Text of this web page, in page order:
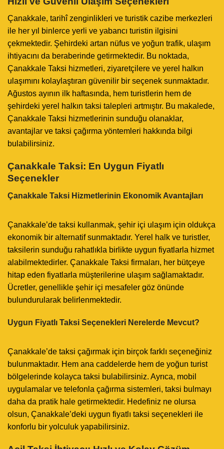
Çanakkale, tarihî zenginlikleri ve turistik cazibe merkezleri
ile her yıl binlerce yerli ve yabancı turistin ilgisini
çekmektedir. Şehirdeki artan nüfus ve yoğun trafik, ulaşım
ihtiyacını da beraberinde getirmektedir. Bu noktada,
Çanakkale Taksi hizmetleri, ziyaretçilere ve yerel halkın
ulaşımını kolaylaştıran güvenilir bir seçenek sunmaktadır.
Ağustos ayının ilk haftasında, hem turistlerin hem de
şehirdeki yerel halkın taksi talepleri artmıştır. Bu makalede,
Çanakkale Taksi hizmetlerinin sunduğu olanaklar,
avantajlar ve taksi çağırma yöntemleri hakkında bilgi
bulabilirsiniz.
Çanakkale Taksi: En Uygun Fiyatlı
Seçenekler
Çanakkale Taksi Hizmetlerinin Ekonomik Avantajları
Çanakkale’de taksi kullanmak, şehir içi ulaşım için oldukça
ekonomik bir alternatif sunmaktadır. Yerel halk ve turistler,
taksilerin sunduğu rahatlıkla birlikte uygun fiyatlarla hizmet
alabilmektedirler. Çanakkale Taksi firmaları, her bütçeye
hitap eden fiyatlarla müşterilerine ulaşım sağlamaktadır.
Ücretler, genellikle şehir içi mesafeler göz önünde
bulundurularak belirlenmektedir.
Uygun Fiyatlı Taksi Seçenekleri Nerelerde Mevcut?
Çanakkale’de taksi çağırmak için birçok farklı seçeneğiniz
bulunmaktadır. Hem ana caddelerde hem de yoğun turist
bölgelerinde kolayca taksi bulabilirsiniz. Ayrıca, mobil
uygulamalar ve telefonla çağırma sistemleri, taksi bulmayı
daha da pratik hale getirmektedir. Hedefiniz ne olursa
olsun, Çanakkale’deki uygun fiyatlı taksi seçenekleri ile
konforlu bir yolculuk yapabilirsiniz.